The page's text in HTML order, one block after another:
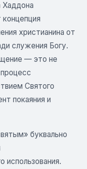
Хаддона
христианина от
служения Богу.
— это не
Святого
покаяния и
буквально
использования.